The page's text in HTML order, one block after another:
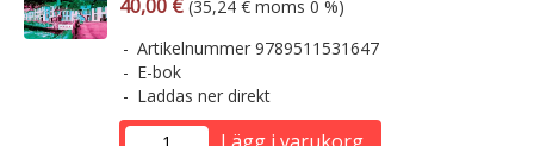
40,00 € (35,24 € moms 0 %)
Artikelnummer 9789511531647
E-bok
Laddas ner direkt